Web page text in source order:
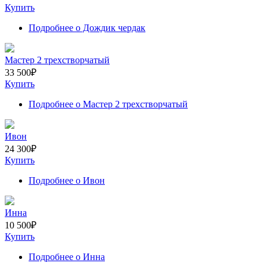
Купить
Подробнее о Дождик чердак
Мастер 2 трехстворчатый
33 500₽
Купить
Подробнее о Мастер 2 трехстворчатый
Ивон
24 300₽
Купить
Подробнее о Ивон
Инна
10 500₽
Купить
Подробнее о Инна